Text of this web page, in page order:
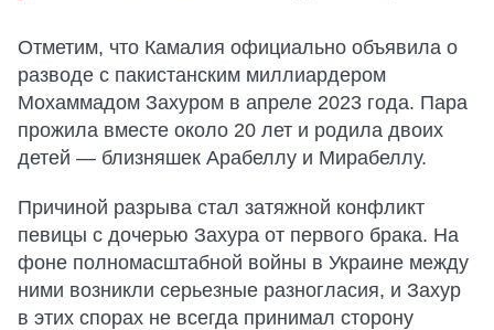
Отметим, что Камалия официально объявила о
разводе с пакистанским миллиардером
Мохаммадом Захуром в апреле 2023 года. Пара
прожила вместе около 20 лет и родила двоих
детей — близняшек Арабеллу и Мирабеллу.
Причиной разрыва стал затяжной конфликт
певицы с дочерью Захура от первого брака. На
фоне полномасштабной войны в Украине между
ними возникли серьезные разногласия, и Захур
в этих спорах не всегда принимал сторону